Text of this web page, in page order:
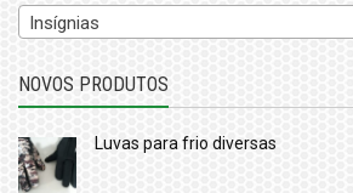
Insígnias
NOVOS PRODUTOS
Luvas para frio diversas